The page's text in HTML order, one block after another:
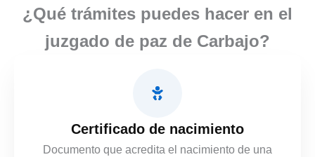
¿Qué trámites puedes hacer en el
juzgado de paz de Carbajo?
Certificado de nacimiento
Documento que acredita el nacimiento de una